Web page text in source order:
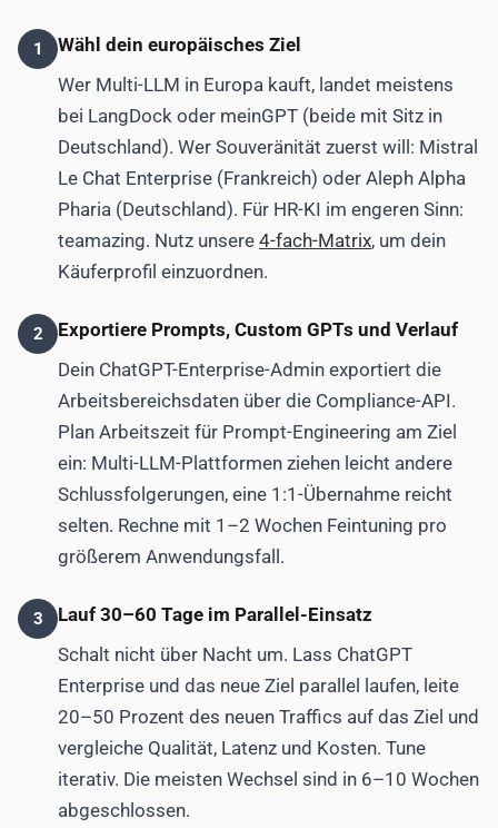
1
Wähl dein europäisches Ziel
Wer Multi-LLM in Europa kauft, landet meistens
bei LangDock oder meinGPT (beide mit Sitz in
Deutschland). Wer Souveränität zuerst will: Mistral
Le Chat Enterprise (Frankreich) oder Aleph Alpha
Pharia (Deutschland). Für HR-KI im engeren Sinn:
teamazing. Nutz unsere 4-fach-Matrix, um dein
Käuferprofil einzuordnen.
2
Exportiere Prompts, Custom GPTs und Verlauf
Dein ChatGPT-Enterprise-Admin exportiert die
Arbeitsbereichsdaten über die Compliance-API.
Plan Arbeitszeit für Prompt-Engineering am Ziel
ein: Multi-LLM-Plattformen ziehen leicht andere
Schlussfolgerungen, eine 1:1-Übernahme reicht
selten. Rechne mit 1–2 Wochen Feintuning pro
größerem Anwendungsfall.
3
Lauf 30–60 Tage im Parallel-Einsatz
Schalt nicht über Nacht um. Lass ChatGPT
Enterprise und das neue Ziel parallel laufen, leite
20–50 Prozent des neuen Traffics auf das Ziel und
vergleiche Qualität, Latenz und Kosten. Tune
iterativ. Die meisten Wechsel sind in 6–10 Wochen
abgeschlossen.